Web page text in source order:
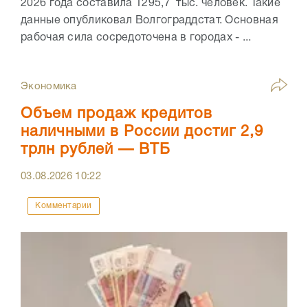
2026 года составила 1295,7 тыс. человек. Такие
данные опубликовал Волгограддстат. Основная
рабочая сила сосредоточена в городах - ...
Экономика
Объем продаж кредитов
наличными в России достиг 2,9
трлн рублей — ВТБ
03.08.2026 10:22
Комментарии